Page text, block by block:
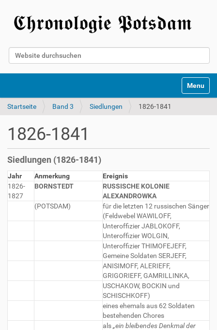
Website durchsuchen
Toggle
Startseite Band 3 Siedlungen 1826-1841
1826-1841
Siedlungen (1826-1841)
Jahr Anmerkung
Ereignis
1826-
1827
BORNSTEDT
RUSSISCHE KOLONIE
ALEXANDROWKA
(POTSDAM)
für die letzten 12 russischen Sänger
(Feldwebel WAWILOFF,
Unteroffizier JABLOKOFF,
Unteroffizier WOLGIN,
Unteroffizier THIMOFEJEFF,
Gemeine Soldaten SERJEFF,
ANISIMOFF, ALERIEFF,
GRIGORIEFF, GAMRILLINKA,
USCHAKOW, BOCKIN und
SCHISCHKOFF)
eines ehemals aus 62 Soldaten
bestehenden Chores
als„ein bleibendes Denkmal der